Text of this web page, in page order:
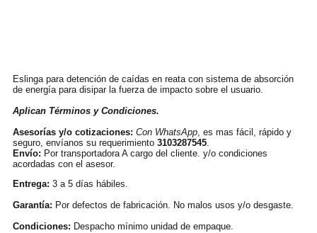
Eslinga para detención de caídas en reata con sistema de absorción
de energía para disipar la fuerza de impacto sobre el usuario.
Aplican Términos y Condiciones.
Asesorías y/o cotizaciones: Con WhatsApp, es mas fácil, rápido y
seguro, envíanos su requerimiento 3103287545.
Envío: Por transportadora A cargo del cliente. y/o condiciones
acordadas con el asesor.
Entrega: 3 a 5 días hábiles.
Garantía: Por defectos de fabricación. No malos usos y/o desgaste.
Condiciones: Despacho mínimo unidad de empaque.